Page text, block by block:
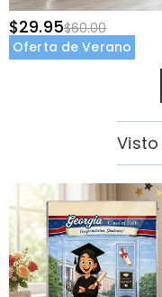
$29.95$60.00
Oferta de Verano